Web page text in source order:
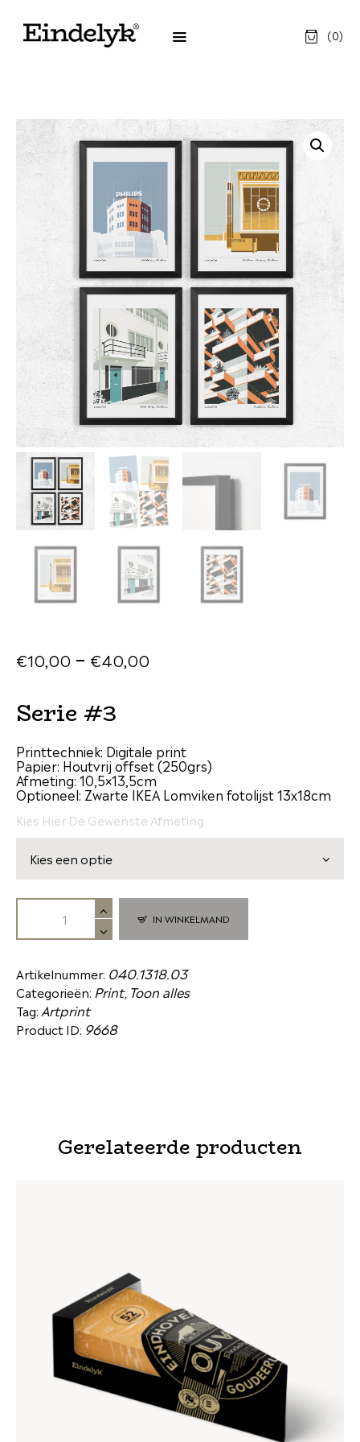
(0)
DESIGN
LEGO® SETS
LIFESTYLE
LEKKER
GIFTBOX
OVER
€10 00 – €40 00
Serie #3
Printtechniek: Digitale print
Papier: Houtvrij offset (250grs)
Afmeting: 10,5×13,5cm
Optioneel: Zwarte IKEA Lomviken fotolijst 13x18cm
Kies Hier De Gewenste Afmeting
IN WINKELMAND
Artikelnummer: 040.1318.03
Categorieën: Print, Toon alles
Tag: Artprint
Product ID: 9668
Gerelateerde producten
EINDHOVENSCH OUWE KAAS
€9,95